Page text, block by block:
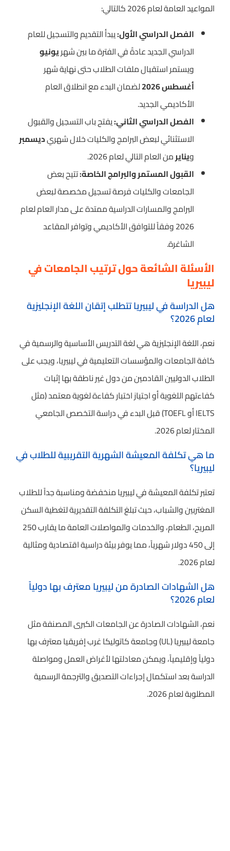
المواعيد العامة لعام 2026 كالتالي:
الفصل الدراسي الأول:يبدأ التقديم والتسجيل للعام
الدراسي الجديد عادةً في الفترة ما بين شهريونيو
ويستمر استقبال ملفات الطلاب حتى نهاية شهر
أغسطس 2026
لضمان البدء مع انطلاق العام
الأكاديمي الجديد.
الفصل الدراسي الثاني:يفتح باب التسجيل والقبول
الاستثنائي لبعض البرامج والكليات خلال شهريديسمبر
وينايرمن العام التالي لعام 2026.
القبول المستمر والبرامج الخاصة:تتيح بعض
الجامعات والكليات فرصة تسجيل مخصصة لبعض
البرامج والمسارات الدراسية ممتدة على مدار العام لعام
2026 وفقاً للتوافق الأكاديمي وتوافر المقاعد
الشاغرة.
الأسئلة الشائعة حول ترتيب الجامعات في
ليبيريا
هل الدراسة في ليبيريا تتطلب إتقان اللغة الإنجليزية
لعام 2026؟
نعم، اللغة الإنجليزية هي لغة التدريس الأساسية والرسمية في
كافة الجامعات والمؤسسات التعليمية في ليبيريا، ويجب على
الطلاب الدوليين القادمين من دول غير ناطقة بها إثبات
كفاءتهم اللغوية أو اجتياز اختبار كفاءة لغوية معتمد (مثل
IELTS أو TOEFL) قبل البدء في دراسة التخصص الجامعي
المختار لعام 2026.
ما هي تكلفة المعيشة الشهرية التقريبية للطلاب في
ليبيريا؟
تعتبر تكلفة المعيشة في ليبيريا منخفضة ومناسبة جداً للطلاب
المغتربين والشباب، حيث تبلغ التكلفة التقديرية لتغطية السكن
المريح، الطعام، والخدمات والمواصلات العامة ما يقارب 250
إلى 450 دولار شهرياً، مما يوفر بيئة دراسية اقتصادية ومثالية
لعام 2026.
هل الشهادات الصادرة من ليبيريا معترف بها دولياً
لعام 2026؟
نعم، الشهادات الصادرة عن الجامعات الكبرى المصنفة مثل
جامعة ليبيريا (UL) وجامعة كاتوليكا غرب إفريقيا معترف بها
دولياً وإقليمياً، ويمكن معادلتها لأغراض العمل ومواصلة
الدراسة بعد استكمال إجراءات التصديق والترجمة الرسمية
المطلوبة لعام 2026.